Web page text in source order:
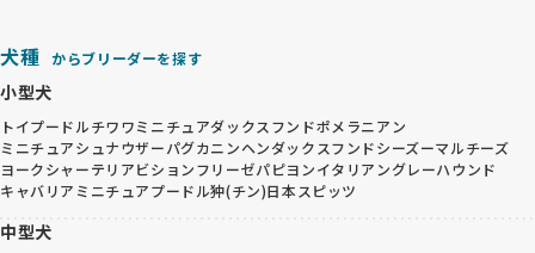
犬種 からブリーダーを探す
小型犬
トイプードルチワワミニチュアダックスフンドポメラニアン
ミニチュアシュナウザーパグカニンヘンダックスフンドシーズーマルチーズ
ヨークシャーテリアビションフリーゼパピヨンイタリアングレーハウンド
キャバリア ミニチュアプードル狆(チン)日本スピッツ
中型犬